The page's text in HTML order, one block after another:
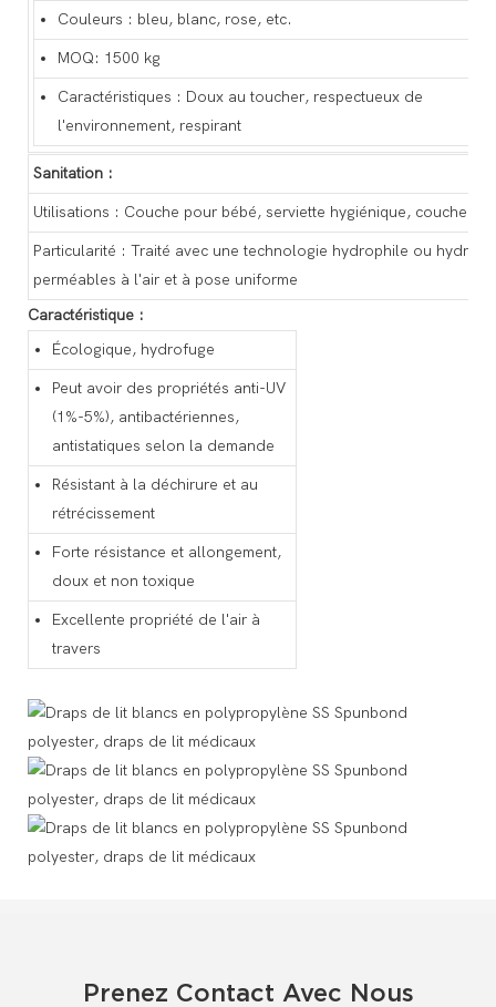
Couleurs : bleu, blanc, rose, etc.
MOQ: 1500 kg
Caractéristiques : Doux au toucher, respectueux de
l'environnement, respirant
Sanitation :
Utilisations : Couche pour bébé, serviette hygiénique, couche
Particularité : Traité avec une technologie hydrophile ou
perméables à l'air et à pose uniforme
Caractéristique :
Écologique, hydrofuge
Peut avoir des propriétés anti-UV
(1%-5%), antibactériennes,
antistatiques selon la demande
Résistant à la déchirure et au
rétrécissement
Forte résistance et allongement,
doux et non toxique
Excellente propriété de l'air à
travers
Prenez Contact Avec Nous